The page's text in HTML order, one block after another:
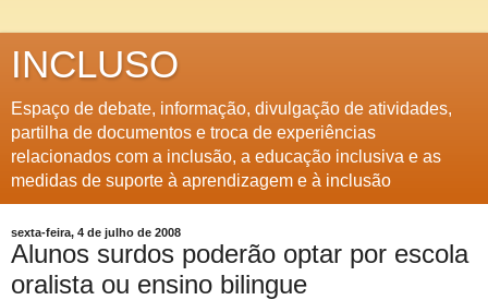
INCLUSO
Espaço de debate, informação, divulgação de atividades,
partilha de documentos e troca de experiências
relacionados com a inclusão, a educação inclusiva e as
medidas de suporte à aprendizagem e à inclusão
sexta-feira, 4 de julho de 2008
Alunos surdos poderão optar por escola
oralista ou ensino bilingue